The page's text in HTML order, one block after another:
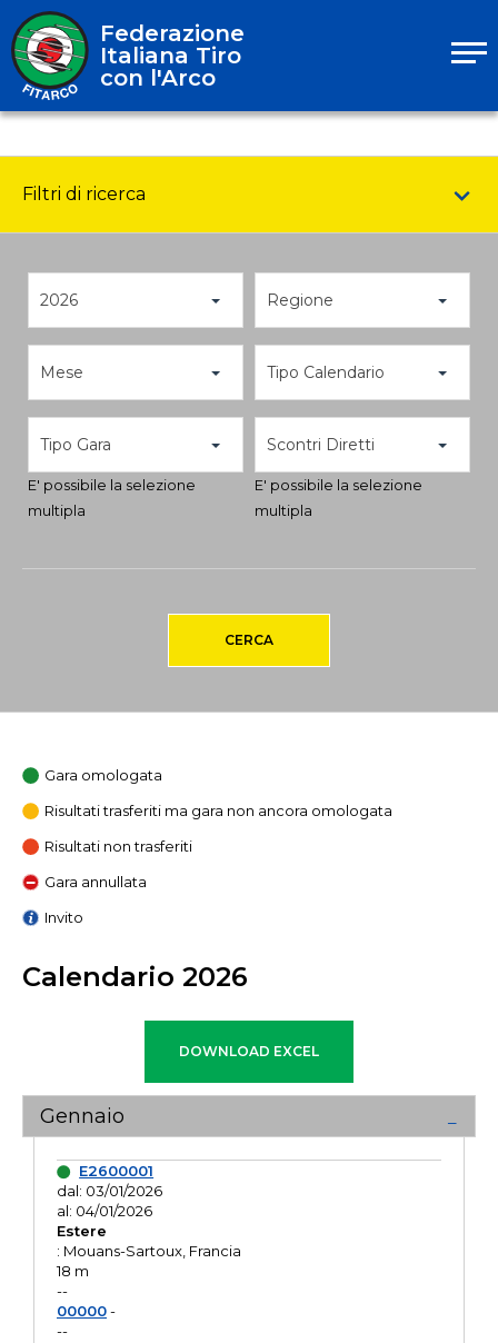
Federazione
Italiana Tiro
con l'Arco
Filtri di ricerca
2026 Regione
Mese Tipo Calendario
Tipo Gara
E' possibile la selezione
multipla
Scontri Diretti
E' possibile la selezione
multipla
CERCA
Gara omologata
Risultati trasferiti ma gara non ancora omologata
Risultati non trasferiti
Gara annullata
Invito
Calendario 2026
Gennaio
E2600001
dal: 03/01/2026
al: 04/01/2026
Estere
: Mouans-Sartoux, Francia
18 m
--
00000-
--